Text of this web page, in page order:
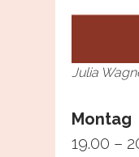
Julia
Montag
19.00